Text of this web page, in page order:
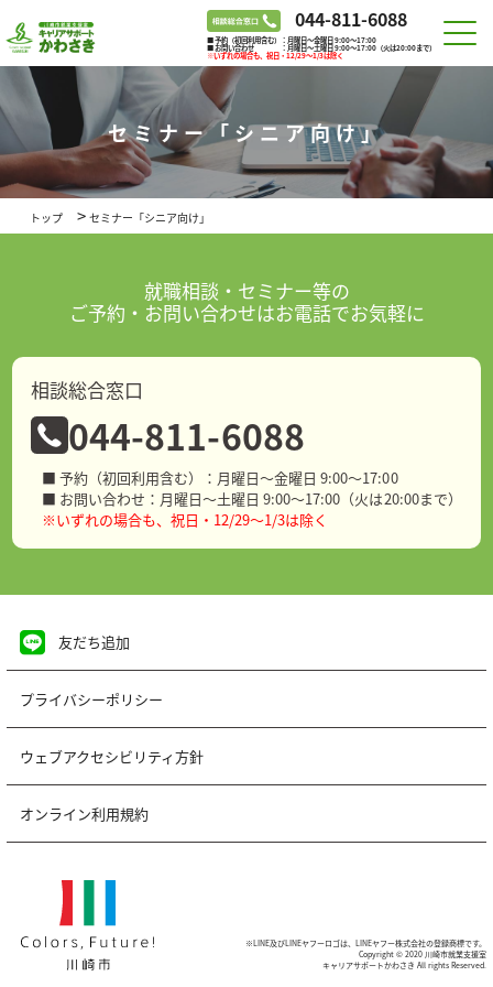
044-811-6088
■ 予約（初回利用含む）：月曜日～金曜日 9:00～17:00
■ お問い合わせ ：月曜日～土曜日 9:00～17:00（火は20:00まで）
※いずれの場合も、祝日・12/29～1/3は除く
セミナー「シニア向け」
トップ >セミナー「シニア向け」
就職相談・セミナー等の
ご予約・お問い合わせはお電話でお気軽に
相談総合窓口
044-811-6088
■ 予約（初回利用含む）：月曜日～金曜日 9:00～17:00
■ お問い合わせ：月曜日～土曜日 9:00～17:00（火は20:00まで）
※いずれの場合も、祝日・12/29～1/3は除く
友だち追加
プライバシーポリシー
ウェブアクセシビリティ方針
オンライン利用規約
※LINE及びLINEヤフーロゴは、LINEヤフー株式会社の登録商標です。
Copyright © 2020 川崎市就業支援室
キャリアサポートかわさき All rights Reserved.